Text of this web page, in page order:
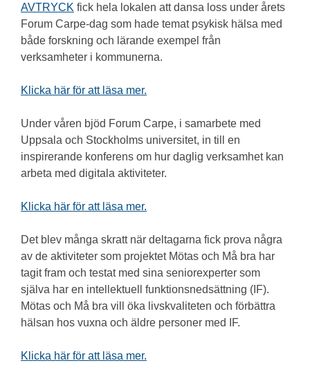
AVTRYCK fick hela lokalen att dansa loss under årets
Forum Carpe-dag som hade temat psykisk hälsa med
både forskning och lärande exempel från
verksamheter i kommunerna.
Klicka här för att läsa mer.
Under våren bjöd Forum Carpe, i samarbete med
Uppsala och Stockholms universitet, in till en
inspirerande konferens om hur daglig verksamhet kan
arbeta med digitala aktiviteter.
Klicka här för att läsa mer.
Det blev många skratt när deltagarna fick prova några
av de aktiviteter som projektet Mötas och Må bra har
tagit fram och testat med sina seniorexperter som
själva har en intellektuell funktionsnedsättning (IF).
Mötas och Må bra vill öka livskvaliteten och förbättra
hälsan hos vuxna och äldre personer med IF.
Klicka här för att läsa mer.